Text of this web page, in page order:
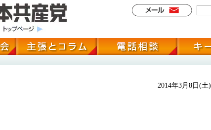
2014年3月8日(土)